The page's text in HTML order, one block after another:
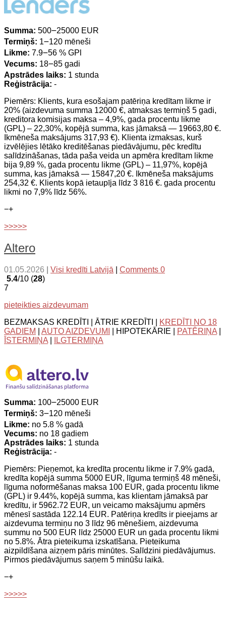
Summa: 500౼25000 EUR
Termiņš: 1౼120 mēneši
Likme: 7.9౼56 % GPl
Vecums: 18౼85 gadi
Apstrādes laiks: 1 stunda
Reģistrācija: -
Piemērs: Klients, kura esošajam patēriņa kredītam likme ir
20% (aizdevuma summa 12000 €, atmaksas termiņš 5 gadi,
kreditora komisijas maksa – 4,9%, gada procentu likme
(GPL) – 22,30%, kopējā summa, kas jāmaksā — 19663,80 €.
Ikmēneša maksājums 317,93 €). Klienta izmaksas, kurš
izvēlējies lētāko kreditēšanas piedāvājumu, pēc kredītu
salīdzināšanas, tāda paša veida un apmēra kredītam likme
bija 9,89 %, gada procentu likme (GPL) – 11,97%, kopējā
summa, kas jāmaksā — 15847,20 €. Ikmēneša maksājums
254,32 €. Klients kopā ietaupīja līdz 3 816 €. gada procentu
likmi no 7,9% līdz 56%.
−+
>>>>>
Altero
01.05.2026 Visi kredīti Latvijā
Comments 0
5.4/10 (28)
7
pieteikties aizdevumam
BEZMAKSAS KREDĪTI | ĀTRIE KREDĪTI |
KREDĪTI NO 18
GADIEM
AUTO AIZDEVUMI | HIPOTEKĀRIE | PATĒRIŅA
ĪSTERMIŅA
ILGTERMIŅA
Summa: 100౼25000 EUR
Termiņš: 3౼120 mēneši
Likme: no 5.8 % gadā
Vecums: no 18 gadiem
Apstrādes laiks: 1 stunda
Reģistrācija: -
Piemērs: Pieņemot, ka kredīta procentu likme ir 7.9% gadā,
kredīta kopējā summa 5000 EUR, līguma termiņš 48 mēneši,
līguma noformēšanas maksa 100 EUR, gada procentu likme
(GPL) ir 9.44%, kopējā summa, kas klientam jāmaksā par
kredītu, ir 5962.72 EUR, un veicamo maksājumu apmērs
mēnesī sastāda 122.14 EUR. Patēriņa kredīts ir pieejams ar
aizdevuma termiņu no 3 līdz 96 mēnešiem, aizdevuma
summu no 500 EUR līdz 25000 EUR un gada procentu likmi
no 5.8%. Ātra pieteikuma izskatīšana. Pieteikuma
aizpildīšana aizņem pāris minūtes. Salīdzini piedāvājumus.
Pirmos piedāvājumus saņem 5 minūšu laikā.
−+
>>>>>